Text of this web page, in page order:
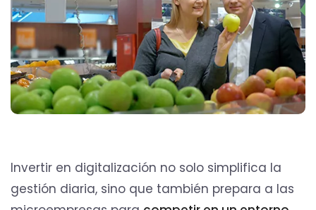
Invertir en digitalización no solo simplifica la
gestión diaria, sino que también prepara a las